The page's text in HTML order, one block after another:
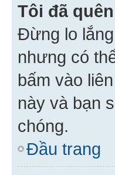
Tôi đã
Đừng lo
nhưng có
bấm vào
này và bạn
chóng.
Đầu trang